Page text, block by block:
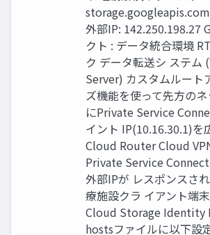
外部IP: 142.250.198.27
クト : データ統合環境
ク データ転送シ ステム
Server) カスタムルート
ズ機能を使って先⽅の
にPrivate Service
イント IP(10.16.30.1)を
Cloud Router Cloud
Private Service
外部IPが レスポンスさ
療施設クラ イアント端
Cloud Storage Identity
hostsファイルに以下設